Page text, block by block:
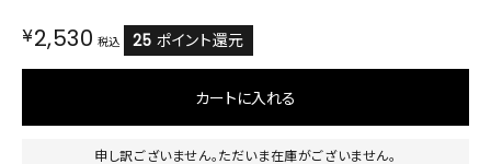
¥2,530 税込 25 ポイント還元
カートに入れる
申し訳ございません。ただいま在庫がございません。